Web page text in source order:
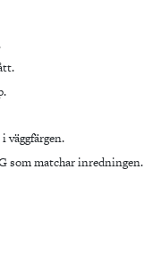
väggfärgen.
som matchar inredningen.